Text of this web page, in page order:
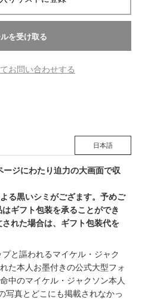
お問い合わせする
日本語
ジにわたり迫力の大画面で収
る黒いシミがござます。予めご
ギフト包装を承ることができ
れた場合は、ギフト包装代を
と謳われるマイケル・ジャク
た本人お墨付きの公式大型フォ
中のマイケル・ジャクソン本人
写真とどこにも掲載されなかっ